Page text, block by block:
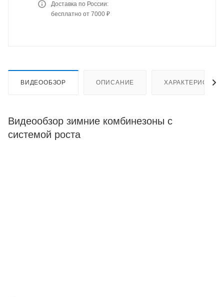
Доставка по России:
бесплатно от 7000 ₽
ВИДЕООБЗОР ОПИСАНИЕ
Видеообзор зимние комбинезоны с
системой роста